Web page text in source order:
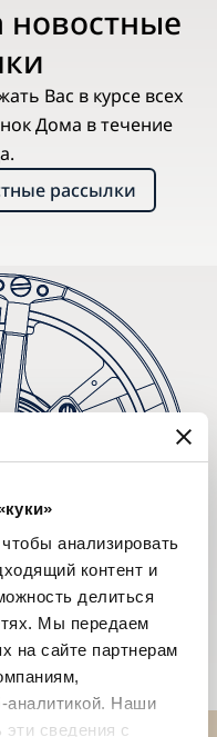
анализировать
контент и
делиться
Мы передаем
на сайте партнерам
аналитикой. Наши
эти сведения с
новостные
Вас в курсе всех
Дома в течение
рассылки